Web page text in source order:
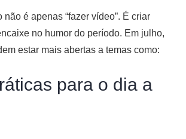
não é apenas “fazer vídeo”. É criar
no humor do período. Em julho,
estar mais abertas a temas como:
para o dia a